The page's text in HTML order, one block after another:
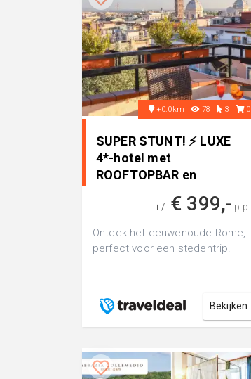
+0.0km 78 3 0
SUPER STUNT! ⚡ LUXE
4*-hotel met
ROOFTOPBAR en
+/- € 399,- p.p.
Ontdek het eeuwenoude Rome,
perfect voor een stedentrip!
Bekijken